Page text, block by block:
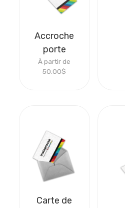
Accroche
porte
À partir de
50.00$
Carte de